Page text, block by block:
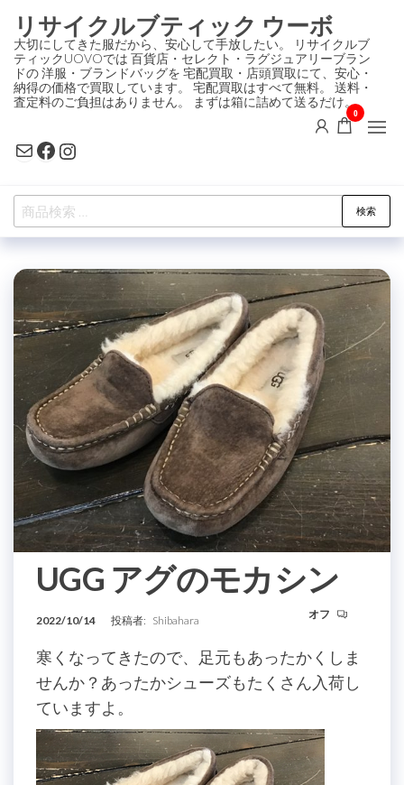
ン
テ
ン
ツ
プ
リサイクルブティック ウーボ
大切にしてきた服だから、安心して手放したい。 リサイクルブ
ティックUOVOでは 百貨店・セレクト・ラグジュアリーブラン
ドの 洋服・ブランドバッグを 宅配買取・店頭買取にて、安心・
納得の価格で買取しています。 宅配買取はすべて無料。 送料・
査定料のご負担はありません。 まずは箱に詰めて送るだけ。
MailFacebook
Instagram
0
検
索
象:
検索
UGG アグのモカシン
2022/10/14 投稿者: Shibahara オフ
寒くなってきたので、足元もあったかくしま
せんか？あったかシューズもたくさん入荷し
ていますよ。